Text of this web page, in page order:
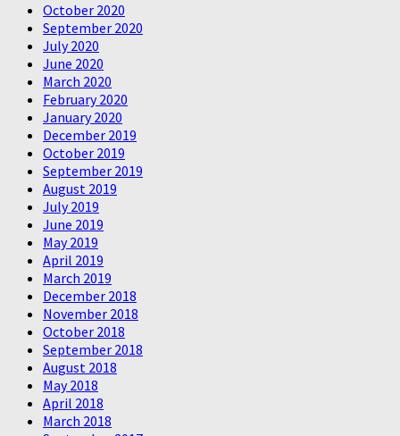
October 2020
September 2020
July 2020
June 2020
March 2020
February 2020
January 2020
December 2019
October 2019
September 2019
August 2019
July 2019
June 2019
May 2019
April 2019
March 2019
December 2018
November 2018
October 2018
September 2018
August 2018
May 2018
April 2018
March 2018